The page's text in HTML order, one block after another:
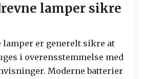
lamper sikre
lamper er generelt sikre at
i overensstemmelse med
Moderne batterier